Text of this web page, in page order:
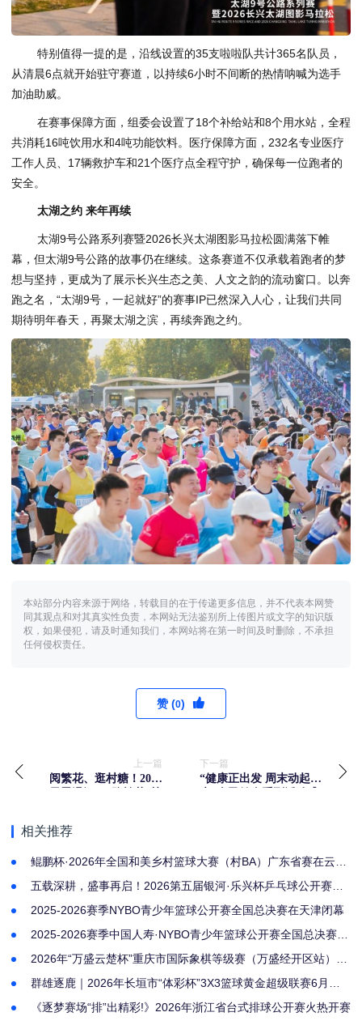
特别值得一提的是，沿线设置的35支啦啦队共计365名队员，
从清晨6点就开始驻守赛道，以持续6小时不间断的热情呐喊为选手
加油助威。
在赛事保障方面，组委会设置了18个补给站和8个用水站，全程
共消耗16吨饮用水和4吨功能饮料。医疗保障方面，232名专业医疗
工作人员、17辆救护车和21个医疗点全程守护，确保每一位跑者的
安全。
太湖之约 来年再续
太湖9号公路系列赛暨2026长兴太湖图影马拉松圆满落下帷
幕，但太湖9号公路的故事仍在继续。这条赛道不仅承载着跑者的梦
想与坚持，更成为了展示长兴生态之美、人文之韵的流动窗口。以奔
跑之名，“太湖9号，一起就好”的赛事IP已然深入人心，让我们共同
期待明年春天，再聚太湖之滨，再续奔跑之约。
本站部分内容来源于网络，转载目的在于传递更多信息，并不代表本网赞
同其观点和对其真实性负责，本网站无法鉴别所上传图片或文字的知识版
权，如果侵犯，请及时通知我们，本网站将在第一时间及时删除，不承担
任何侵权责任。
赞 (0)
上一篇
阅繁花、逛村糖！2026
下一篇
“健康正出发 周末动起
相关推荐
鲲鹏杯·2026年全国和美乡村篮球大赛（村BA）广东省赛在云浮
五载深耕，盛事再启！2026第五届银河·乐兴杯乒乓球公开赛燃
2025-2026赛季NYBO青少年篮球公开赛全国总决赛在天津闭幕
2025-2026赛季中国人寿·NYBO青少年篮球公开赛全国总决赛启
2026年“万盛云楚杯”重庆市国际象棋等级赛（万盛经开区站）圆
群雄逐鹿｜2026年长垣市“体彩杯”3X3篮球黄金超级联赛6月月
《逐梦赛场“排”出精彩!》2026年浙江省台式排球公开赛火热开赛